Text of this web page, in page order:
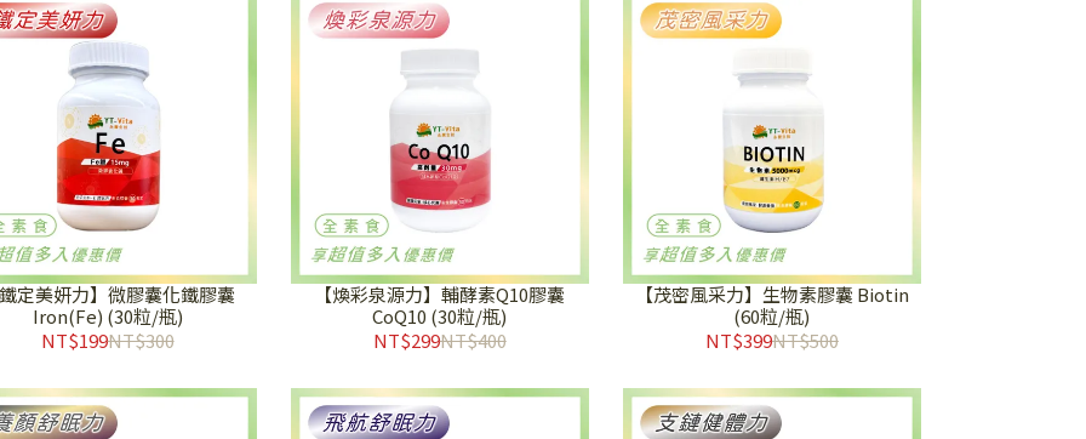
定美妍力】微膠囊化鐵膠囊
Iron(Fe) (30粒/瓶)
NT$199NT$300
【煥彩泉源力】輔酵素Q10膠囊
CoQ10 (30粒/瓶)
NT$299NT$400
【茂密風采力】生物素膠囊 Biotin
(60粒/瓶)
NT$399NT$500